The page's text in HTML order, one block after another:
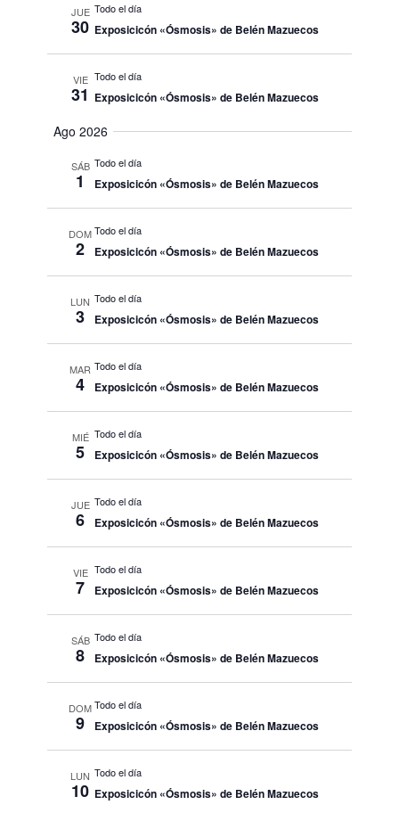
JUE
30
Todo el día
Exposicicón «Ósmosis» de Belén Mazuecos
VIE
31
Todo el día
Exposicicón «Ósmosis» de Belén Mazuecos
Ago 2026
SÁB
1
Todo el día
Exposicicón «Ósmosis» de Belén Mazuecos
DOM
2
Todo el día
Exposicicón «Ósmosis» de Belén Mazuecos
LUN
3
Todo el día
Exposicicón «Ósmosis» de Belén Mazuecos
MAR
4
Todo el día
Exposicicón «Ósmosis» de Belén Mazuecos
MIÉ
5
Todo el día
Exposicicón «Ósmosis» de Belén Mazuecos
JUE
6
Todo el día
Exposicicón «Ósmosis» de Belén Mazuecos
VIE
7
Todo el día
Exposicicón «Ósmosis» de Belén Mazuecos
SÁB
8
Todo el día
Exposicicón «Ósmosis» de Belén Mazuecos
DOM
9
Todo el día
Exposicicón «Ósmosis» de Belén Mazuecos
LUN
10
Todo el día
Exposicicón «Ósmosis» de Belén Mazuecos